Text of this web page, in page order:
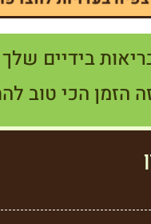
בידיים
הזמן הכי טוב